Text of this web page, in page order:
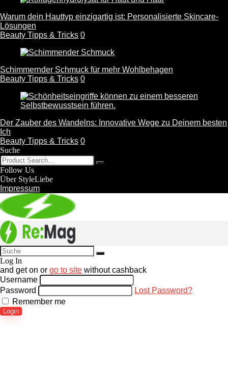
Warum dein Hauttyp einzigartig ist: Personalisierte Skincare-
Lösungen
Beauty Tipps & Tricks 0
Schimmernder Schmuck für mehr Wohlbehagen
Beauty Tipps & Tricks 0
Der Zauber des Wandelns: Innovative Wege zu Deinem besten
Ich
Beauty Tipps & Tricks 0
Suche
Follow Us
Über StyleLiebe
Impressum
Log In
and geton or go to site without cashback
Username
Password
Lost Password?
Remember me
Login